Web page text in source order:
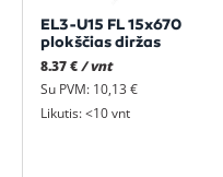
EL3-U15 FL 15x670
plokščias diržas
8.37 €/ vnt
Su PVM: 10,13 €
Likutis: <10 vnt